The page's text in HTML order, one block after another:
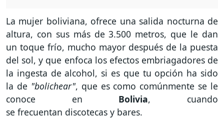
La mujer boliviana, ofrece una salida nocturna de
altura, con sus más de 3.500 metros, que le dan
un toque frío, mucho mayor después de la puesta
del sol, y que enfoca los efectos embriagadores de
la ingesta de alcohol, si es que tu opción ha sido
la de "bolichear", que es como comúnmente se le
conoce en Bolivia, cuando
se frecuentan discotecas y bares.